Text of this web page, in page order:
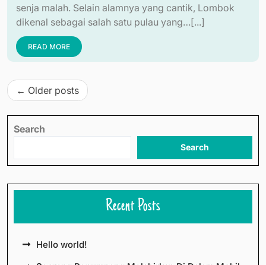
senja malah. Selain alamnya yang cantik, Lombok
dikenal sebagai salah satu pulau yang…[...]
READ MORE
Posts
navigation
Older posts
Search
Search
Recent Posts
Hello world!